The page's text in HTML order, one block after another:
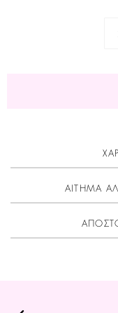
ΑΙΤΗΜΑ